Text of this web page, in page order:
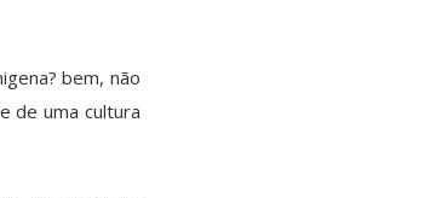
bem, não
de uma cultura